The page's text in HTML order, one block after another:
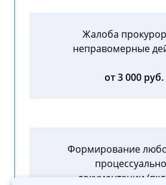
Жалоба
неправомерные
от 3 000 руб.
Формирование
документации